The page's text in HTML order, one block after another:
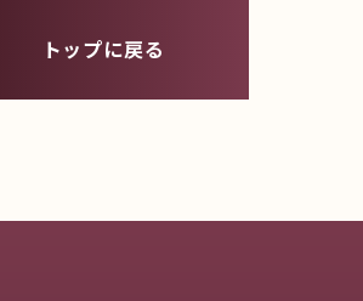
トップに戻る